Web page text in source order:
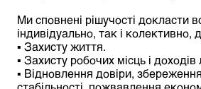
Ми сповнені рішучості докласти
індивідуально, так і колективно,
▪ Захисту життя.
▪ Захисту робочих місць і
▪ Відновлення довіри,